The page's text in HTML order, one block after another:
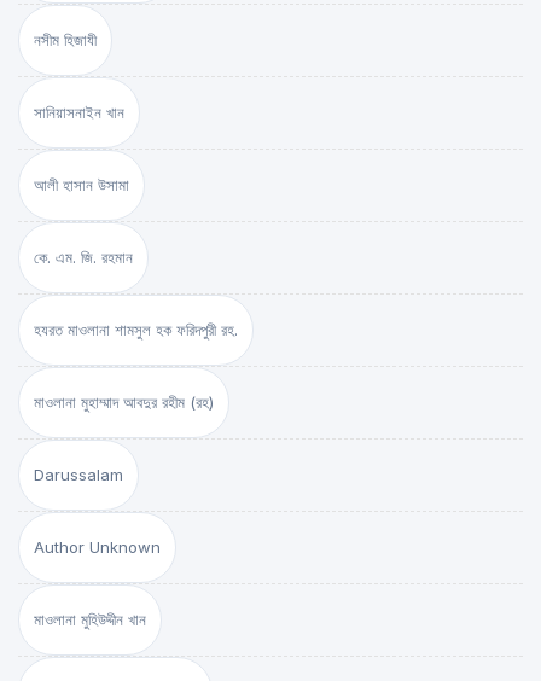
নসীম হিজাযী
সানিয়াসনাইন খান
আলী হাসান উসামা
কে. এম. জি. রহমান
হযরত মাওলানা শামসুল হক ফরিদপুরী রহ.
মাওলানা মুহাম্মাদ আবদুর রহীম (রহ)
Darussalam
Author Unknown
মাওলানা মুহিউদ্দীন খান